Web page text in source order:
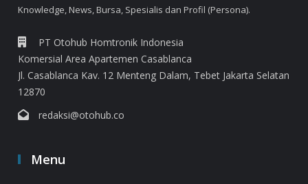
Knowledge, News, Bursa, Spesialis dan Profil (Persona).
PT Otohub Homtronik Indonesia
Komersial Area Apartemen Casablanca
Jl. Casablanca Kav. 12 Menteng Dalam, Tebet Jakarta Selatan
12870
redaksi@otohub.co
Menu